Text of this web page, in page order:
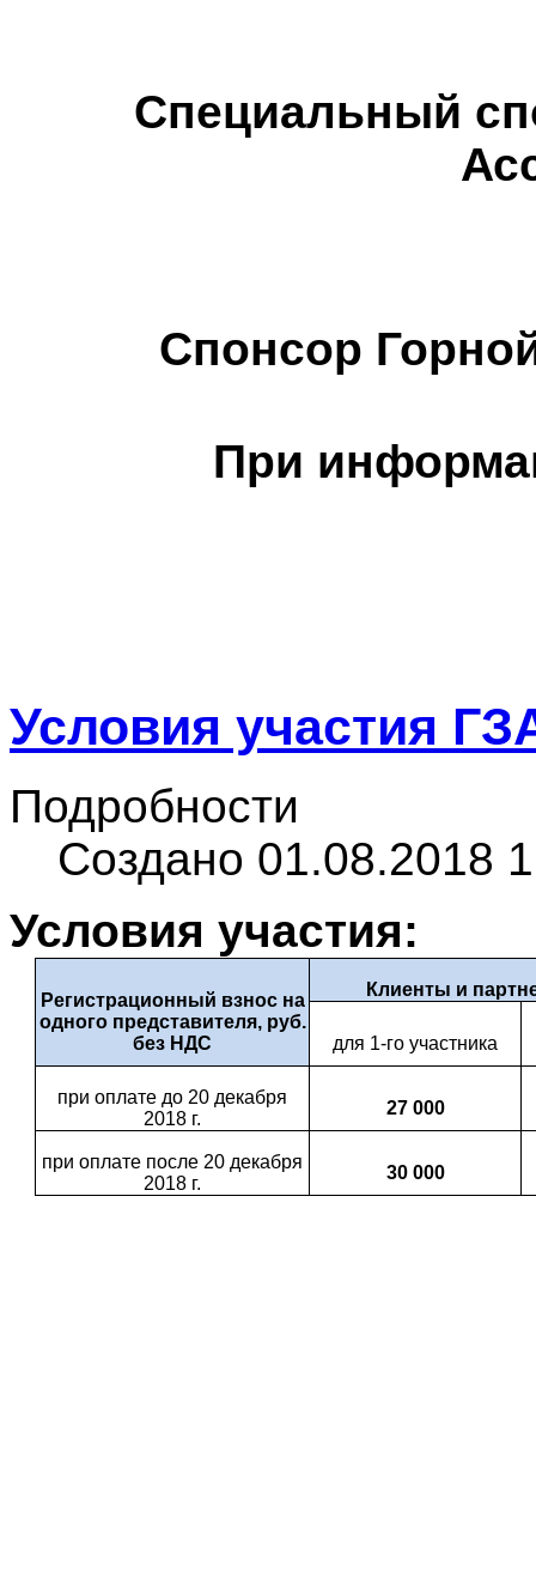
Специальный
Cпонсор
При
Условия участия
Подробности
Создано 01.08.2018
Условия участия:
Регистрационный взнос на
одного представителя, руб.
без НДС
Клиенты и
для 1-го участника
при оплате до 20 декабря
2018 г.
27 000
при оплате после 20 декабря
2018 г.
30 000